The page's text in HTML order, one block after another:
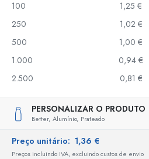
100
1,25 €
250
1,02 €
500
1,00 €
1.000
0,94 €
2.500
0,81 €
PERSONALIZAR O PRODUTO
Better, Alumínio, Prateado
Preço unitário: 1,36 €
Preços incluindo IVA, excluindo custos de envio